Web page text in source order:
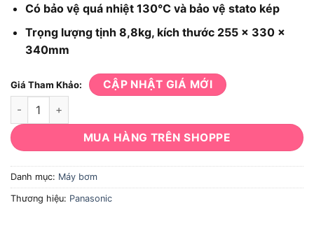
Có bảo vệ quá nhiệt 130°C và bảo vệ stato kép
Trọng lượng tịnh 8,8kg, kích thước 255 x 330 x
340mm
Giá Tham Khảo: CẬP NHẬT GIÁ MỚI
Máy bơm Panasonic A-130JACK số lượng
MUA HÀNG TRÊN SHOPPE
Danh mục: Máy bơm
Thương hiệu: Panasonic